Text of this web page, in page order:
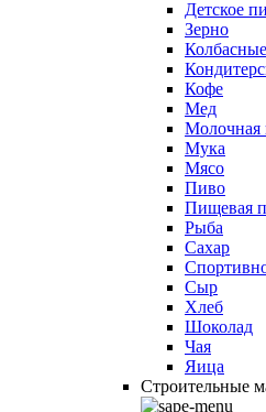
Детское
Зерно
Кофе
Мед
Молочная
Мука
Мясо
Пиво
Пищевая
Рыба
Сахар
Сыр
Хлеб
Шоколад
Чая
Яица
Строительные